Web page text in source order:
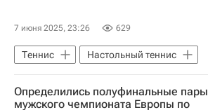
Донецкая Народная Республика
Ян (Регенсбург)
7 июня 2025, 23:26 629
Теннис Настольный теннис
Определились полуфинальные пары
мужского чемпионата Европы по